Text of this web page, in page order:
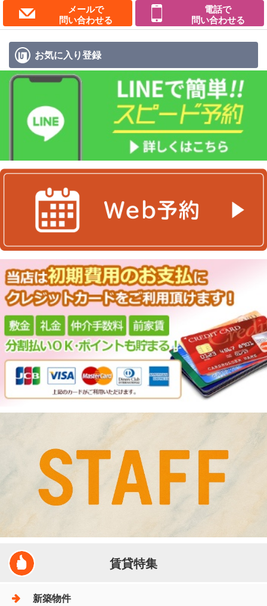
メールで
問い合わせる
電話で
問い合わせる
お気に入り登録
賃貸特集
新築物件